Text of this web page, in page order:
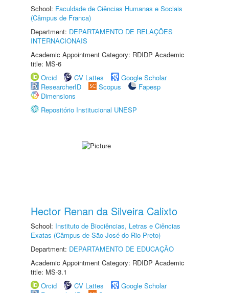
School: Faculdade de Ciências Humanas e Sociais
(Câmpus de Franca)
Department: DEPARTAMENTO DE RELAÇÕES
INTERNACIONAIS
Academic Appointment Category: RDIDP Academic
title: MS-6
Orcid
CV Lattes
Google Scholar
ResearcherID
Scopus
Fapesp
Dimensions
Repositório Institucional UNESP
Hector Renan da Silveira Calixto
School: Instituto de Biociências, Letras e Ciências
Exatas (Câmpus de São José do Rio Preto)
Department: DEPARTAMENTO DE EDUCAÇÃO
Academic Appointment Category: RDIDP Academic
title: MS-3.1
Orcid
CV Lattes
Google Scholar